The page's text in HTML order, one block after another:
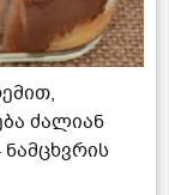
ძალიან